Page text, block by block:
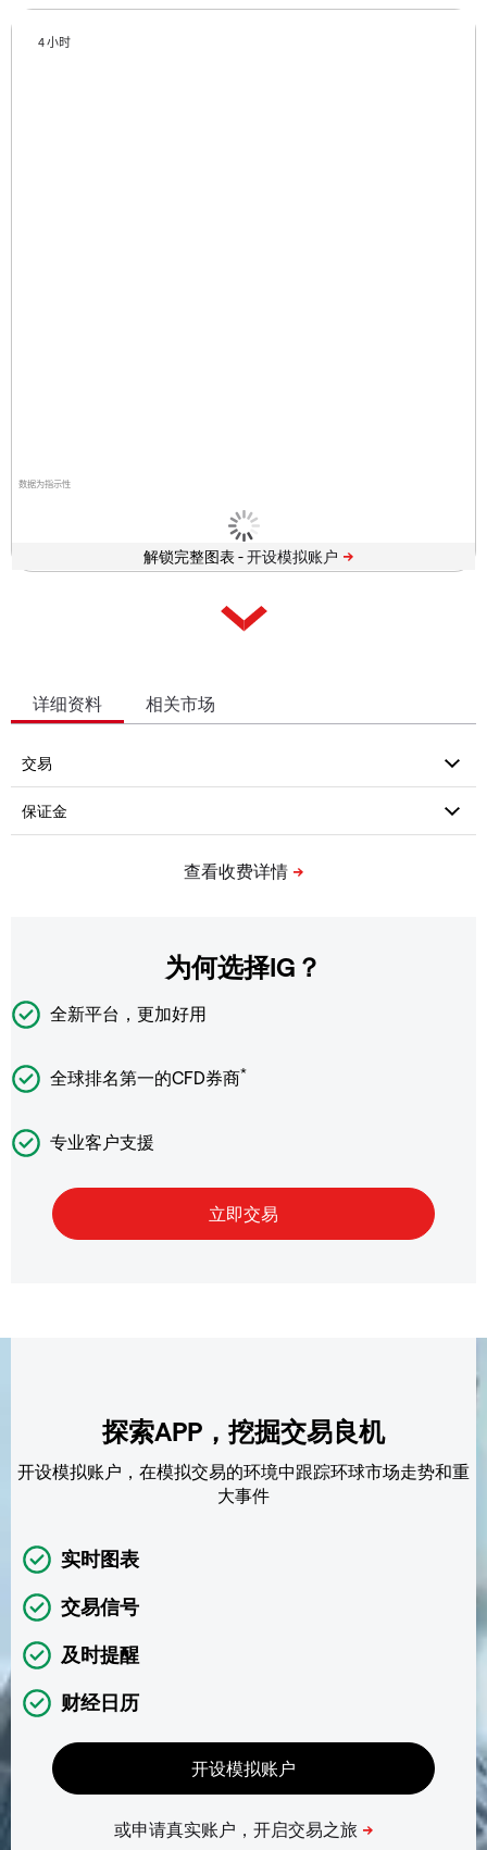
数据为指示性
4 小时
解锁完整图表 -
详细资料 相关市场
为何选择IG？
全新平台，更加好用
全球排名第一的CFD券商*
专业客户支援
探索APP，挖掘交易良机
开设模拟账户，在模拟交易的环境中跟踪环球市场走势和重
大事件
实时图表
交易信号
及时提醒
财经日历